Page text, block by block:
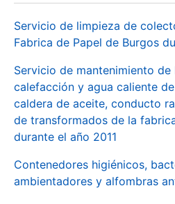
Servicio de limpieza de
Fabrica de Papel de Burgos
Servicio de mantenimiento
calefacción y agua caliente
caldera de aceite, conducto
de transformados de la
durante el año 2011
Contenedores higiénicos,
ambientadores y alfombras